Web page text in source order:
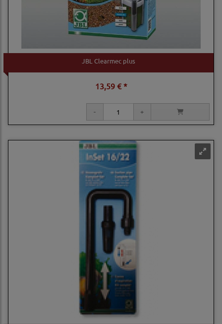
JBL Clearmec plus
13,59 € *